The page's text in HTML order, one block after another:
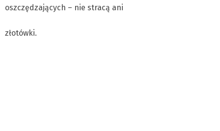
oszczędzających – nie stracą ani
złotówki.